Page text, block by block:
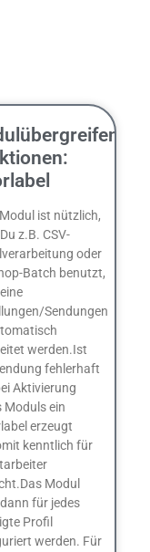
ist nützlich,
z.B. CSV-
oder
Batch benutzt,
Sendungen
werden.Ist
fehlerhaft
Aktivierung
Moduls ein
erzeugt
kenntlich für
Modul
für jedes
Profil
werden. Für